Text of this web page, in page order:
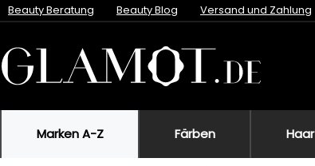
Beauty Beratung Beauty Blog Versand und Zahlung
Marken A-Z Färben Haar